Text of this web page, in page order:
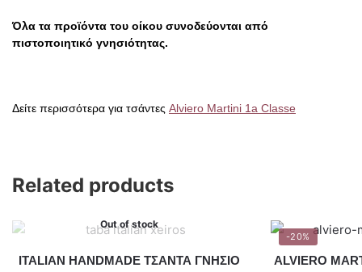
Όλα τα προϊόντα του οίκου συνοδεύονται από
πιστοποιητικό γνησιότητας.
Δείτε περισσότερα για τσάντες Alviero Martini 1a Classe
Related products
Out of stock
ITALIAN HANDMADE ΤΣΑΝΤΑ ΓΝΗΣΙΟ
-20%
ALVIERO